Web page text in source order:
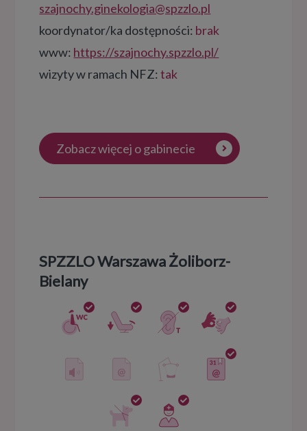
szajnochy.ginekologia@spzzlo.pl
koordynator/ka dostępności: brak
www: https://szajnochy.spzzlo.pl/
wizyty w ramach NFZ:tak
Zobacz więcej o gabinecie
SPZZLO Warszawa Żoliborz-
Bielany